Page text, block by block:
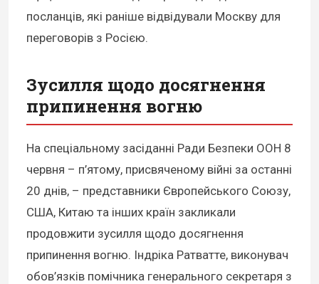
посланців, які раніше відвідували Москву для
переговорів з Росією.
Зусилля щодо досягнення
припинення вогню
На спеціальному засіданні Ради Безпеки ООН 8
червня – п’ятому, присвяченому війні за останні
20 днів, – представники Європейського Союзу,
США, Китаю та інших країн закликали
продовжити зусилля щодо досягнення
припинення вогню. Індріка Ратватте, виконувач
обов’язків помічника генерального секретаря з